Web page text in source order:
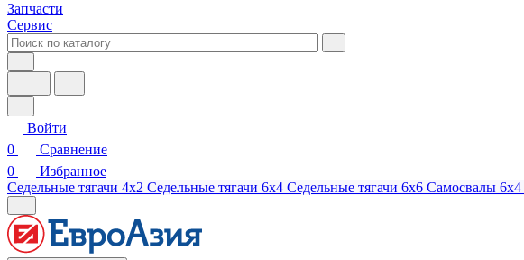
Запчасти
Сервис
Войти
0
Сравнение
0
Избранное
Седельные тягачи 4х2 Седельные тягачи 6х4 Седельные тягачи 6х6 Самосвалы 6х4